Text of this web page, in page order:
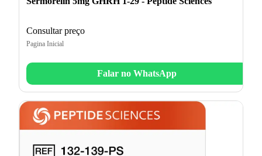
Consultar preço
Pagina Inicial
Falar no WhatsApp